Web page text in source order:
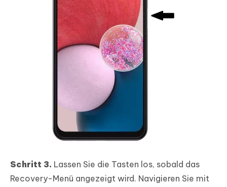
Schritt 3. Lassen Sie die Tasten los, sobald das
Recovery-Menü angezeigt wird. Navigieren Sie mit